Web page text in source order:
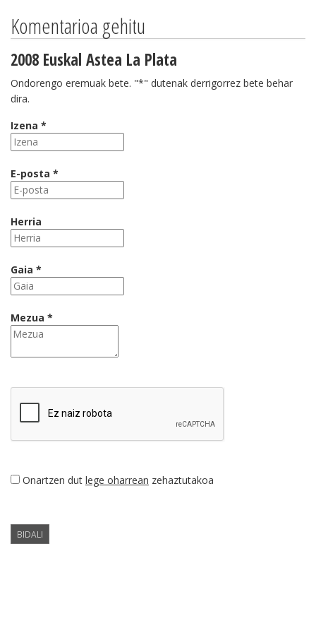
Komentarioa gehitu
2008 Euskal Astea La Plata
Ondorengo eremuak bete. "*" dutenak derrigorrez bete behar
dira.
Izena *
E-posta *
Herria
Gaia *
Mezua *
Onartzen dut lege oharrean zehaztutakoa
BIDALI